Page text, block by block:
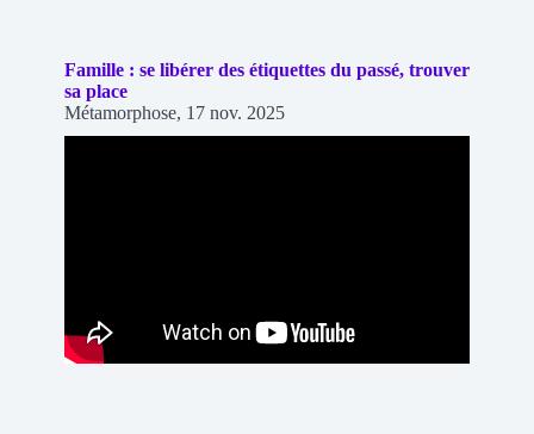
Famille : se libérer des étiquettes du passé, trouver
sa place
Métamorphose, 17 nov. 2025